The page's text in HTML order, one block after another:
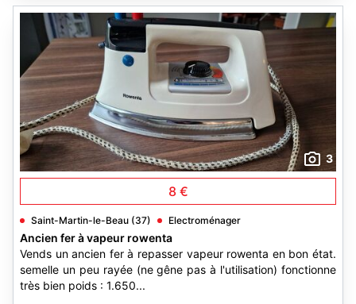
3
8 €
Saint-Martin-le-Beau (37) Electroménager
Ancien fer à vapeur rowenta
Vends un ancien fer à repasser vapeur rowenta en bon état.
semelle un peu rayée (ne gêne pas à l'utilisation) fonctionne
très bien poids : 1.650...